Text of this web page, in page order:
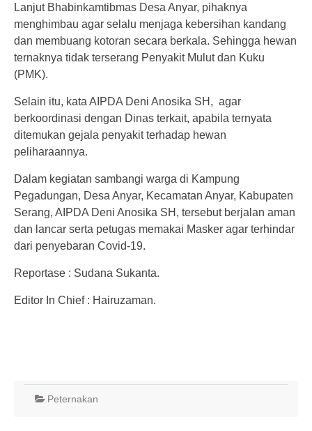
Lanjut Bhabinkamtibmas Desa Anyar, pihaknya
menghimbau agar selalu menjaga kebersihan kandang
dan membuang kotoran secara berkala. Sehingga hewan
ternaknya tidak terserang Penyakit Mulut dan Kuku
(PMK).
Selain itu, kata AIPDA Deni Anosika SH, agar
berkoordinasi dengan Dinas terkait, apabila ternyata
ditemukan gejala penyakit terhadap hewan
peliharaannya.
Dalam kegiatan sambangi warga di Kampung
Pegadungan, Desa Anyar, Kecamatan Anyar, Kabupaten
Serang, AIPDA Deni Anosika SH, tersebut berjalan aman
dan lancar serta petugas memakai Masker agar terhindar
dari penyebaran Covid-19.
Reportase : Sudana Sukanta.
Editor In Chief : Hairuzaman.
Peternakan